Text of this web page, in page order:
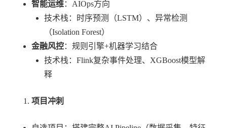
智能运维：AIOps方向
技术栈：时序预测（LSTM）、异常检测
（Isolation Forest）
金融风控：规则引擎+机器学习结合
技术栈：Flink复杂事件处理、XGBoost模型解
释
项目冲刺